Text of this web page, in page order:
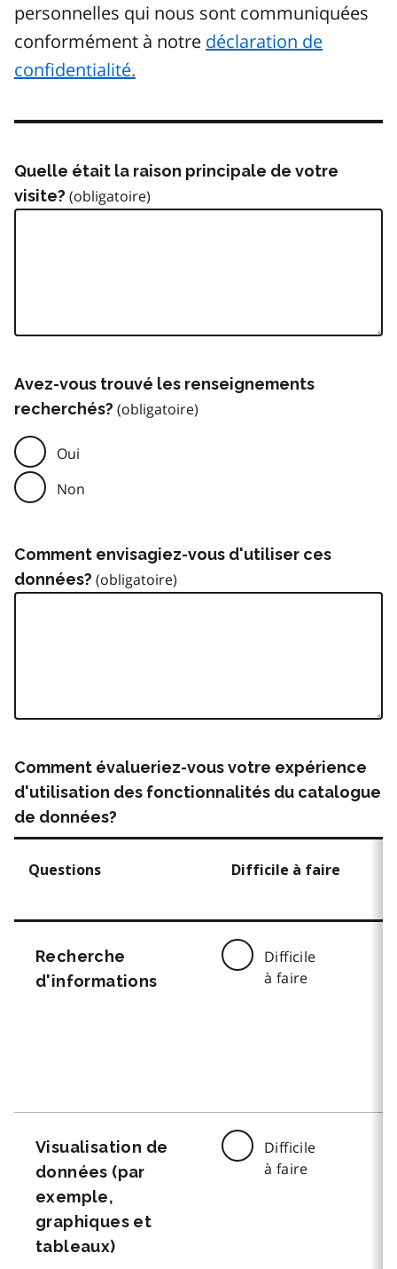
personnelles qui nous sont communiquées
conformément à notre déclaration de
confidentialité.
Quelle était la raison principale de votre
visite?
Avez-vous trouvé les renseignements
recherchés?
Oui
Non
Comment envisagiez-vous d'utiliser ces
données?
Comment évalueriez-vous votre expérience
d'utilisation des fonctionnalités du catalogue
de données?
Questions Difficile à faire
Recherche
d'informations
Difficile
à faire
Visualisation de
données (par
exemple,
graphiques et
tableaux)
Difficile
à faire